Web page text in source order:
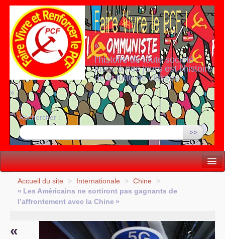
«
l’histoire de toute société
jusqu’à nos jours est l’histoire
de la lutte de classes
»
Rechercher :
>>
Vie politique
Lutter, Unir...
Accueil du site > Internationale > Chine
>
« Les Américains ne sortiront pas gagnants de
l’affrontement avec la Chine »
«